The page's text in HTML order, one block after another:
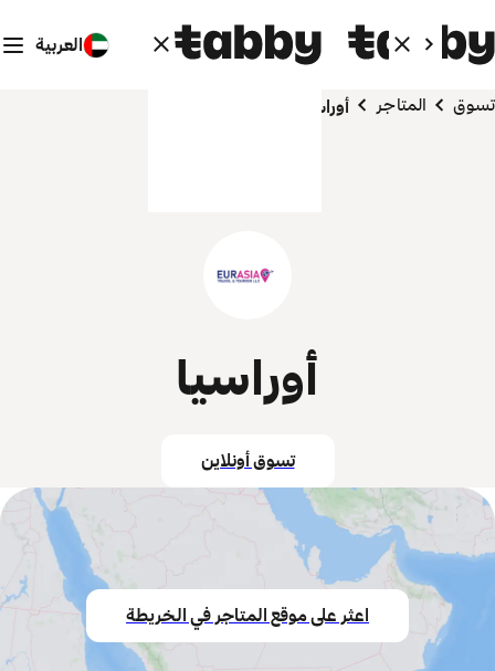
العربية
تسوق المتاجر أوراسيا
أوراسيا
تسوق أونلاين
اعثر على موقع المتاجر في الخريطة